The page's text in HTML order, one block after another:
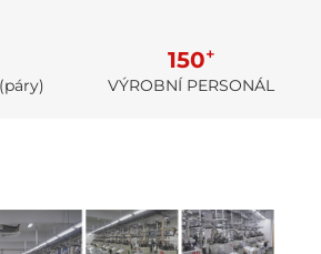
150+
VÝROBNÍ PERSONÁL